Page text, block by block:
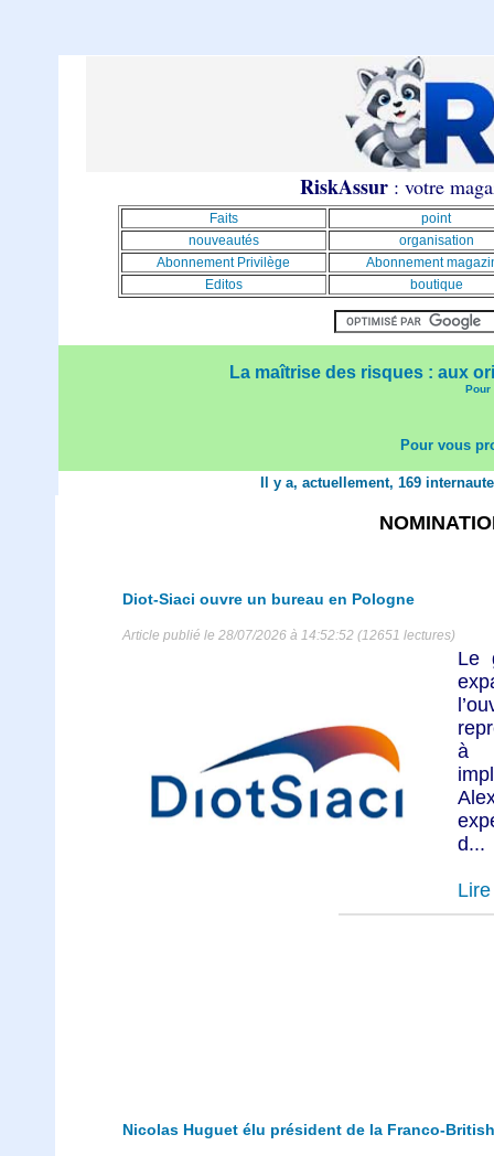
RiskAssur: votre
Faits
point
nouveautés
organisation
Abonnement Privilège
Abonnement
Editos
boutique
La maîtrise des risques : aux
Pour
Pour vous
Il y a, actuellement, 169
Diot-Siaci ouvre un bureau en Pologne
Article publié le 28/07/2026 à 14:52:52 (12651 lectures)
Le
à
d...
Nicolas Huguet élu président de la Franco-